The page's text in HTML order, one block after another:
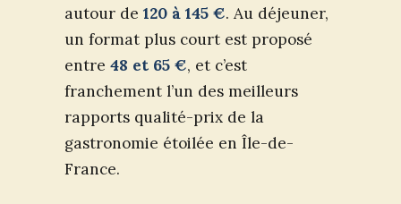
autour de 120 à 145 €. Au déjeuner,
un format plus court est proposé
entre 48 et 65 €, et c’est
franchement l’un des meilleurs
rapports qualité-prix de la
gastronomie étoilée en Île-de-
France.